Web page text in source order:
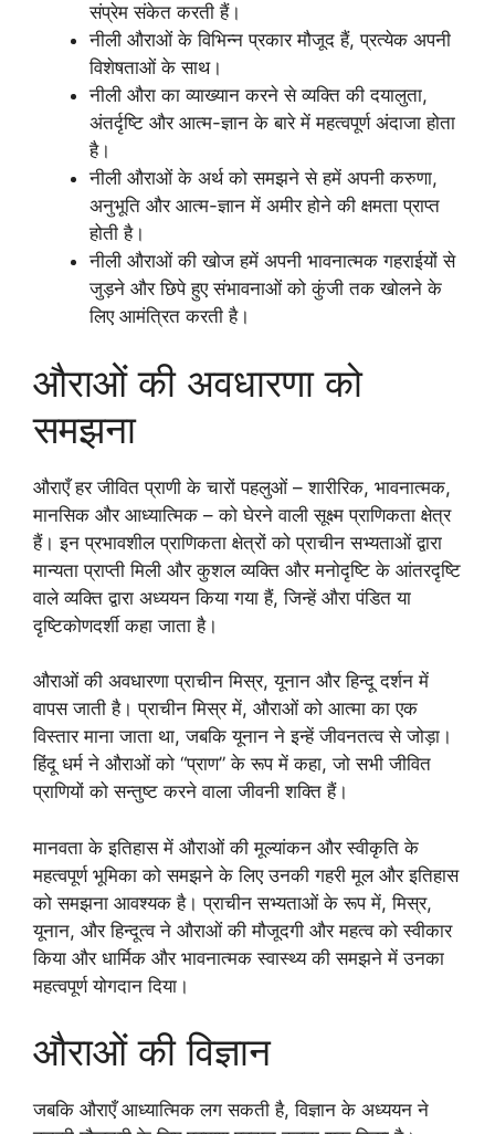
संप्रेम संकेत करती हैं।
नीली औराओं के विभिन्न प्रकार मौजूद हैं, प्रत्येक अपनी
विशेषताओं के साथ।
नीली औरा का व्याख्यान करने से व्यक्ति की दयालुता,
अंतर्दृष्टि और आत्म-ज्ञान के बारे में महत्वपूर्ण अंदाजा होता
है।
नीली औराओं के अर्थ को समझने से हमें अपनी करुणा,
अनुभूति और आत्म-ज्ञान में अमीर होने की क्षमता प्राप्त
होती है।
नीली औराओं की खोज हमें अपनी भावनात्मक गहराईयों से
जुड़ने और छिपे हुए संभावनाओं को कुंजी तक खोलने के
लिए आमंत्रित करती है।
औराओं की अवधारणा को
समझना
औराएँ हर जीवित प्राणी के चारों पहलुओं – शारीरिक, भावनात्मक,
मानसिक और आध्यात्मिक – को घेरने वाली सूक्ष्म प्राणिकता क्षेत्र
हैं। इन प्रभावशील प्राणिकता क्षेत्रों को प्राचीन सभ्यताओं द्वारा
मान्यता प्राप्ती मिली और कुशल व्यक्ति और मनोदृष्टि के आंतरदृष्टि
वाले व्यक्ति द्वारा अध्ययन किया गया हैं, जिन्हें औरा पंडित या
दृष्टिकोणदर्शी कहा जाता है।
औराओं की अवधारणा प्राचीन मिस्र, यूनान और हिन्दू दर्शन में
वापस जाती है। प्राचीन मिस्र में, औराओं को आत्मा का एक
विस्तार माना जाता था, जबकि यूनान ने इन्हें जीवनतत्व से जोड़ा।
हिंदू धर्म ने औराओं को “प्राण” के रूप में कहा, जो सभी जीवित
प्राणियों को सन्तुष्ट करने वाला जीवनी शक्ति हैं।
मानवता के इतिहास में औराओं की मूल्यांकन और स्वीकृति के
महत्वपूर्ण भूमिका को समझने के लिए उनकी गहरी मूल और इतिहास
को समझना आवश्यक है। प्राचीन सभ्यताओं के रूप में, मिस्र,
यूनान, और हिन्दूत्व ने औराओं की मौजूदगी और महत्व को स्वीकार
किया और धार्मिक और भावनात्मक स्वास्थ्य की समझने में उनका
महत्वपूर्ण योगदान दिया।
औराओं की विज्ञान
जबकि औराएँ आध्यात्मिक लग सकती है, विज्ञान के अध्ययन ने